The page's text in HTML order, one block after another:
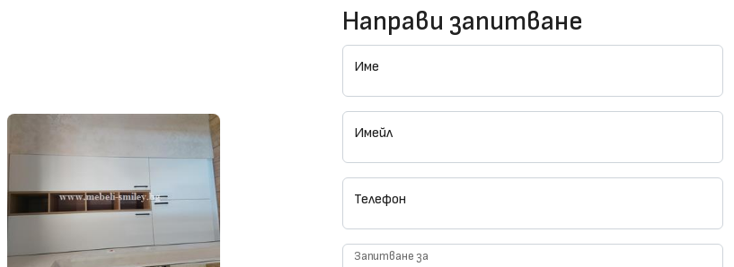
Направи запитване
Име
Имейл
Телефон
Запитване за